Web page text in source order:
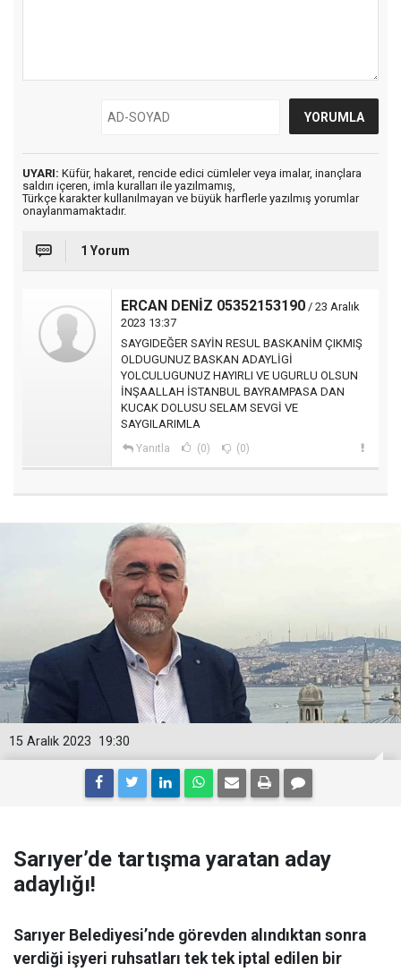
UYARI: Küfür, hakaret, rencide edici cümleler veya imalar, inançlara
saldırı içeren, imla kuralları ile yazılmamış,
Türkçe karakter kullanılmayan ve büyük harflerle yazılmış yorumlar
onaylanmamaktadır.
1 Yorum
ERCAN DENİZ 05352153190 / 23 Aralık
2023 13:37
SAYGIDEĞER SAYİN RESUL BASKANİM ÇIKMIŞ
OLDUGUNUZ BASKAN ADAYLİGİ
YOLCULUGUNUZ HAYIRLI VE UGURLU OLSUN
İNŞAALLAH İSTANBUL BAYRAMPASA DAN
KUCAK DOLUSU SELAM SEVGİ VE
SAYGILARIMLA
Yanıtla (0) (0)
19:30
15 Aralık 2023
Sarıyer’de tartışma yaratan aday
adaylığı!
Sarıyer Belediyesi’nde görevden alındıktan sonra
verdiği işyeri ruhsatları tek tek iptal edilen bir